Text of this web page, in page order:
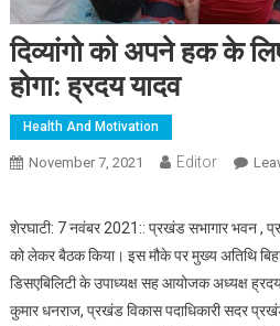
दिव्यांगो को अपने हक के
होगा: ह्रदय यादव
Health And Motivation
November 7, 2021 Editor
शेरघाटी: 7 नवंबर 2021:: प्रखंड सभागार भवन ,
को लेकर बैठक किया। इस मौके पर मुख्य अतिथि
डिसएबिलिटी के उपाध्यक्ष सह आयोजक अध्यक्ष ह्रदय
कुमार धनराज, प्रखंड विकास पदाधिकारी सदर